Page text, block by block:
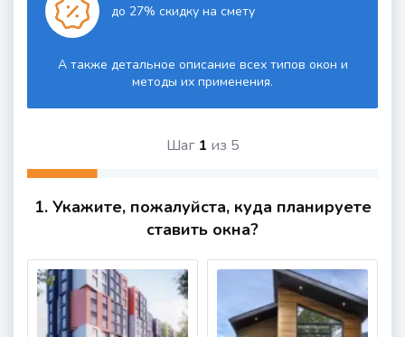
до 27% скидку на смету
А также детальное описание всех типов окон и
методы их применения.
Шаг 1 из 5
1. Укажите, пожалуйста, куда планируете
ставить окна?